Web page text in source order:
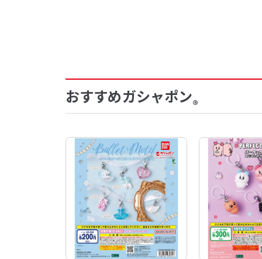
おすすめガシャポン®